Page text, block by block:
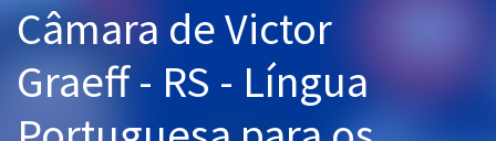
Cursos 20% OFF
Pós
Graduação
Câmara de Victor
Graeff - RS - Língua